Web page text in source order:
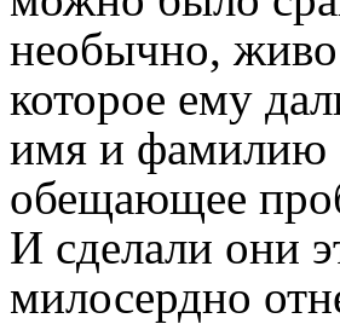
необычно, живо
которое ему
имя и фамилию
обещающее
И сделали они
милосердно